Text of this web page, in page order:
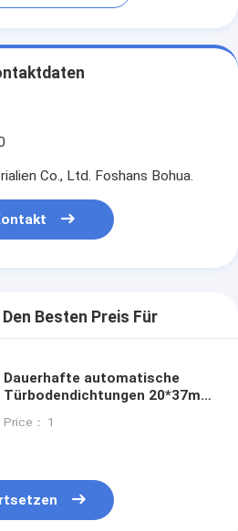
Co., Ltd. Foshans Bohua.
Besten Preis Für
Dauerhafte automatische
Türbodendichtungen 20*37mm
Price： 1